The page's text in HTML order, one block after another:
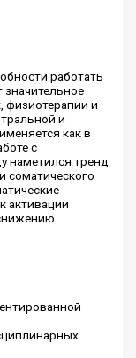
работать
значительное
физиотерапии и
и
как в
с
наметился тренд
соматического
активации